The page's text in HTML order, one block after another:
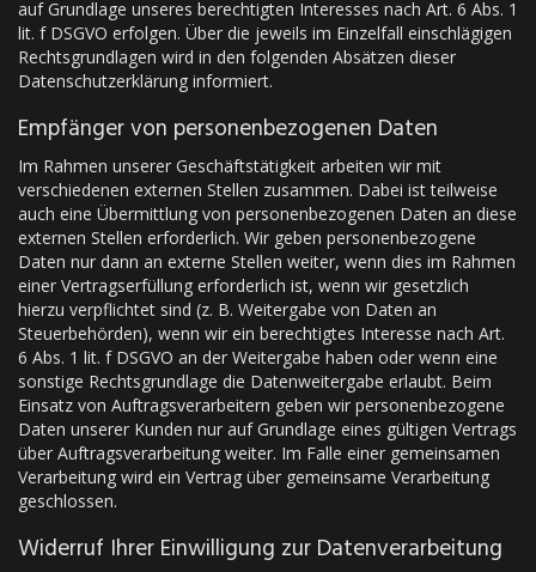
auf Grundlage unseres berechtigten Interesses nach Art. 6 Abs. 1
lit. f DSGVO erfolgen. Über die jeweils im Einzelfall einschlägigen
Rechtsgrundlagen wird in den folgenden Absätzen dieser
Datenschutzerklärung informiert.
Empfänger von personenbezogenen Daten
Im Rahmen unserer Geschäftstätigkeit arbeiten wir mit
verschiedenen externen Stellen zusammen. Dabei ist teilweise
auch eine Übermittlung von personenbezogenen Daten an diese
externen Stellen erforderlich. Wir geben personenbezogene
Daten nur dann an externe Stellen weiter, wenn dies im Rahmen
einer Vertragserfüllung erforderlich ist, wenn wir gesetzlich
hierzu verpflichtet sind (z. B. Weitergabe von Daten an
Steuerbehörden), wenn wir ein berechtigtes Interesse nach Art.
6 Abs. 1 lit. f DSGVO an der Weitergabe haben oder wenn eine
sonstige Rechtsgrundlage die Datenweitergabe erlaubt. Beim
Einsatz von Auftragsverarbeitern geben wir personenbezogene
Daten unserer Kunden nur auf Grundlage eines gültigen Vertrags
über Auftragsverarbeitung weiter. Im Falle einer gemeinsamen
Verarbeitung wird ein Vertrag über gemeinsame Verarbeitung
geschlossen.
Widerruf Ihrer Einwilligung zur Datenverarbeitung